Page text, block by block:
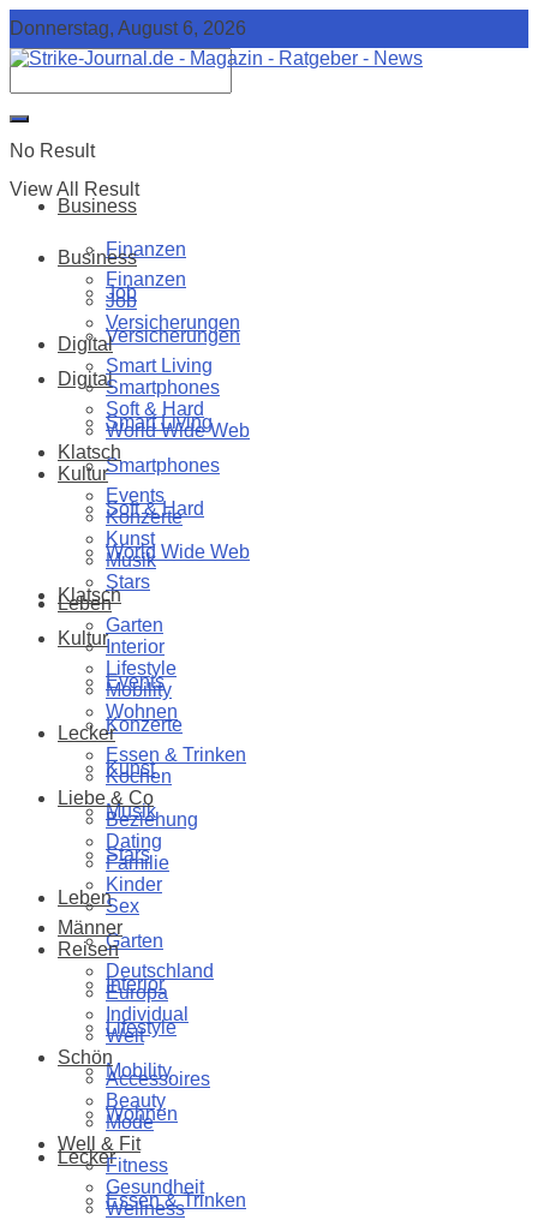
Donnerstag, August 6, 2026
No Result
View All Result
Business
Finanzen
Job
Versicherungen
Digital
Smart Living
Smartphones
Soft & Hard
World Wide Web
Klatsch
Kultur
Events
Konzerte
Kunst
Musik
Stars
Leben
Garten
Interior
Lifestyle
Mobility
Wohnen
Lecker
Essen & Trinken
Business
Finanzen
Job
Versicherungen
Digital
Smart Living
Smartphones
Soft & Hard
World Wide Web
Klatsch
Kultur
Events
Konzerte
Kunst
Musik
Stars
Leben
Garten
Interior
Lifestyle
Mobility
Wohnen
Lecker
Essen & Trinken
Kochen
Liebe & Co
Beziehung
Dating
Familie
Kinder
Sex
Männer
Reisen
Deutschland
Europa
Individual
Welt
Schön
Accessoires
Beauty
Mode
Well & Fit
Fitness
Gesundheit
Wellness